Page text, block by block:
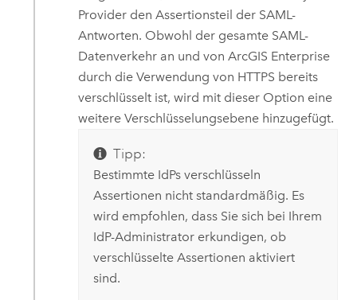
Provider den Assertionsteil der SAML-
Antworten. Obwohl der gesamte SAML-
Datenverkehr an und vonArcGIS Enterprise
durch die Verwendung von HTTPS bereits
verschlüsselt ist, wird mit dieser Option eine
weitere Verschlüsselungsebene hinzugefügt.
Tipp:
Bestimmte IdPs verschlüsseln
Assertionen nicht standardmäßig. Es
wird empfohlen, dass Sie sich bei Ihrem
IdP-Administrator erkundigen, ob
verschlüsselte Assertionen aktiviert
sind.